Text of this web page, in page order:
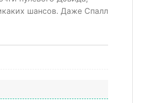
шансов. Даже Спалл